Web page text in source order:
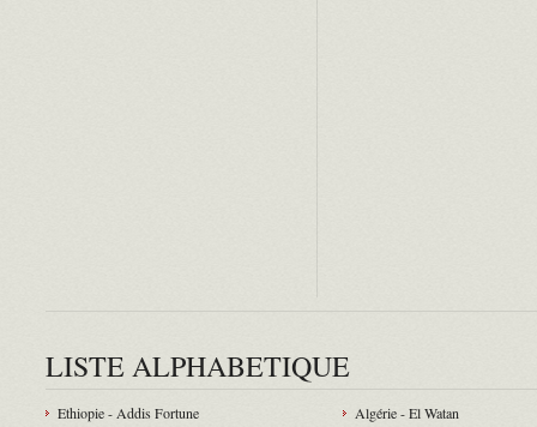
LISTE ALPHABETIQUE
Ethiopie - Addis Fortune
Algérie - El Watan